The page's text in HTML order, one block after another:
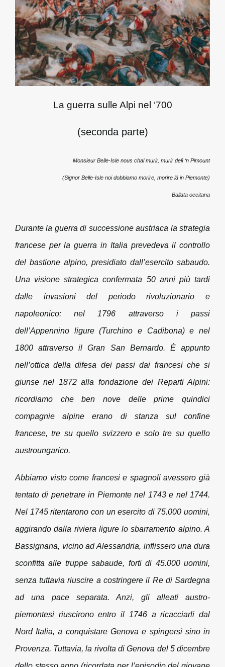
Notizie dal Museo
Pillole di Storia
La guerra sulle Alpi nel ‘700
(seconda parte)
Monsieur Belle-Isle nous chal murir, murir delì ‘n Pimount
(Signor Belle-Isle noi dobbiamo morire, morire là in Piemonte)
Ballata occitana
Durante la guerra di successione austriaca la strategia
francese per la guerra in Italia prevedeva il controllo
del bastione alpino, presidiato dall’esercito sabaudo.
Una visione strategica confermata 50 anni più tardi
dalle invasioni del periodo rivoluzionario e
napoleonico: nel 1796 attraverso i passi
dell’Appennino ligure (Turchino e Cadibona) e nel
1800 attraverso il Gran San Bernardo. È appunto
nell’ottica della difesa dei passi dai francesi che si
giunse nel 1872 alla fondazione dei Reparti Alpini:
ricordiamo che ben nove delle prime quindici
compagnie alpine erano di stanza sul confine
francese, tre su quello svizzero e solo tre su quello
austroungarico.
Abbiamo visto come francesi e spagnoli avessero già
tentato di penetrare in Piemonte nel 1743 e nel 1744.
Nel 1745 ritentarono con un esercito di 75.000 uomini,
aggirando dalla riviera ligure lo sbarramento alpino. A
Bassignana, vicino ad Alessandria, inflissero una dura
sconfitta alle truppe sabaude, forti di 45.000 uomini,
senza tuttavia riuscire a costringere il Re di Sardegna
ad una pace separata. Anzi, gli alleati austro-
piemontesi riuscirono entro il 1746 a ricacciarli dal
Nord Italia, a conquistare Genova e spingersi sino in
Provenza. Tuttavia, la rivolta di Genova del 5 dicembre